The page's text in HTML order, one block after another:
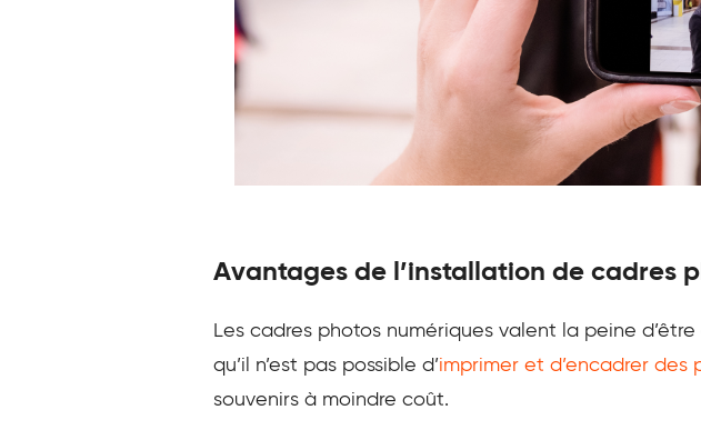
Avantages de l’installation de cadres
Les cadres photos numériques valent la peine
qu’il n’est pas possible d’imprimer et d’encadrer des
souvenirs à moindre coût.